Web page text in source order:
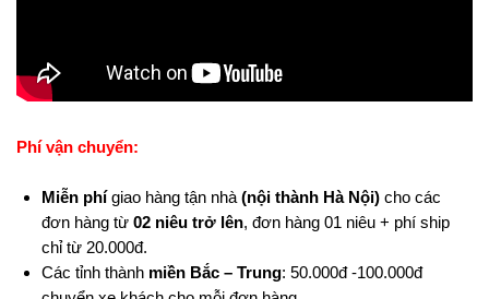
Phí vận chuyển:
Miễn phígiao hàng tận nhà(nội thành Hà Nội) cho các
đơn hàng từ 02 niêu trở lên, đơn hàng 01 niêu + phí ship
chỉ từ 20.000đ.
Các tỉnh thành miền Bắc – Trung: 50.000đ -100.000đ